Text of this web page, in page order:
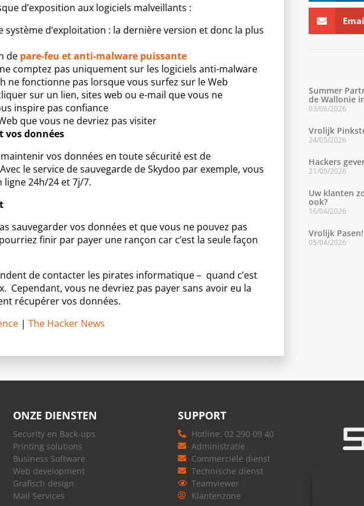
d’exposition aux logiciels malveillants :
d’exploitation : la dernière version et donc la plus
de pare-feu et anti-malware puissante
comptez pas uniquement sur les logiciels anti-malware
ne fonctionne pas lorsque vous surfez sur le Web
sur un lien, sites web ou e-mail que vous ne
inspire pas confiance
que vous ne devriez pas visiter
vos données
vos données en toute sécurité est de
le service de sauvegarde de Skydoo par exemple, vous
24h/24 et 7j/7.
sauvegarder vos données et que vous ne pouvez pas
finir par payer une rançon car c’est la seule façon
de contacter les pirates informatique – quand c’est
Cependant, vous ne devriez pas payer sans avoir eu la
récupérer vos données.
| The Hacker News
Summer
de Wallonie
03/06/2026
Vrolijk
24/05/2026
Hackers
21/05/2026
Uw klanten
ook?
16/04/2026
Vrolijk Pasen!
05/04/2026
ONZE DIENSTEN
Security en Back-ups
Printing solutions
Business Software
Web development
Grafisch design
Mail Services
SUPPORT
Hotline: 02 290 09 40
Administratie
Commerciële dienst
Technische dienst
Teamviewer
Klantenzone